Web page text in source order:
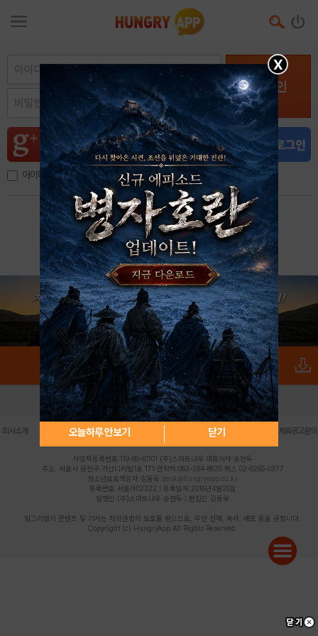
로그인
아이디, 이메일 저장
아이디 / 비밀번호 찾기 회원가입
X
오늘하루 안보기 닫기
로그인 PC버전 전체앱
회사소개 | 개인정보 처리방침 불법촬영물 신고센터 제휴광고문의
사업자등록번호:119-86-61101 (주)스마트나우 대표이사:송현두
주소: 서울시 금천구 가산디지털1로 171 연락처:063-284-8635 팩스:02-6265-0377
청소년보호책임자:김동욱 desk@hungryapp.co.kr
등록번호:서울아02322 | 등록일자:2016년4월25일
발행인:(주)스마트나우 송현두 | 편집인:김동욱
헝그리앱의 콘텐츠 및 기사는 저작권법의 보호를 받으므로, 무단 전재, 복사, 배포 등을 금합니다.
Copyright (c) HungryApp All Rights Reserved.